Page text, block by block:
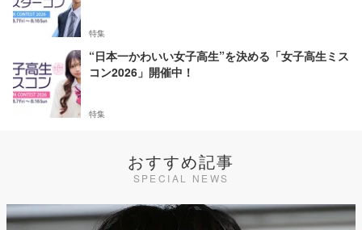
特集
“日本一かわいい女子高生”を決める「女子高生ミス
コン2026」開催中！
特集
おすすめ記事
SPECIAL NEWS